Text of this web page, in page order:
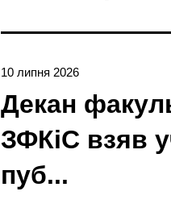
10 липня 2026
Декан
ЗФКіС взяв
пуб...